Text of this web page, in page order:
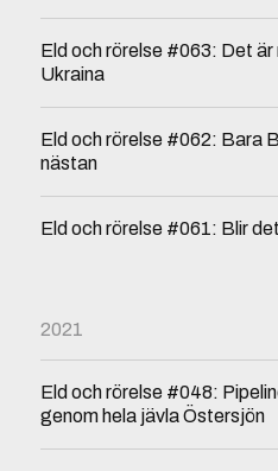
Eld och rörelse #063: Det är
Ukraina
Eld och rörelse #062: Bara
nästan
Eld och rörelse #061: Blir
2021
Eld och rörelse #048:
genom hela jävla Östersjön